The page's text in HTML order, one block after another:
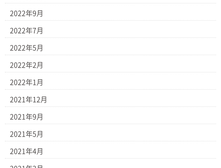
2022年9月
2022年7月
2022年5月
2022年2月
2022年1月
2021年12月
2021年9月
2021年5月
2021年4月